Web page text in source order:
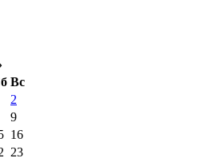
Вс
2
9
16
23